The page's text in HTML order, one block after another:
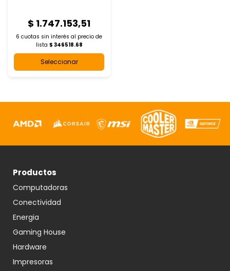
$ 1.747.153,51
6 cuotas sin interés al precio de
lista $ 346518.68
Seleccionar
Productos
Computadoras
Conectividad
Energia
Gaming House
Hardware
Impresoras